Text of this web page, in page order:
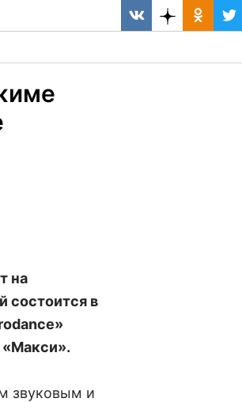
на
состоится в
«Макси».
звуковым и